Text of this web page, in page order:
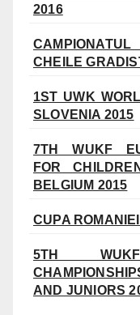
2016
CHEILE
1ST UWK
SLOVENIA 2015
7TH WUKF
FOR
BELGIUM 2015
CUPA
5TH
AND JUNIORS